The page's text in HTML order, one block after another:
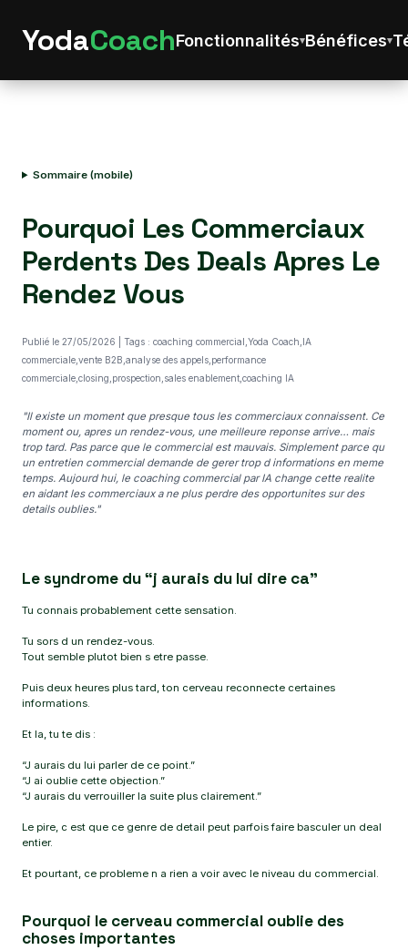
YodaCoachFonctionnalités Bénéfices
Sommaire (mobile)
Pourquoi Les Commerciaux
Perdents Des Deals Apres Le
Rendez Vous
Publié le 27/05/2026 | Tags : coaching commercial,Yoda Coach,IA
commerciale,vente B2B,analyse des appels,performance
commerciale,closing,prospection,sales enablement,coaching IA
"Il existe un moment que presque tous les commerciaux connaissent. Ce
moment ou, apres un rendez-vous, une meilleure reponse arrive… mais
trop tard. Pas parce que le commercial est mauvais. Simplement parce qu
un entretien commercial demande de gerer trop d informations en meme
temps. Aujourd hui, le coaching commercial par IA change cette realite
en aidant les commerciaux a ne plus perdre des opportunites sur des
details oublies."
Le syndrome du “j aurais du lui dire ca”
Tu connais probablement cette sensation.
Tu sors d un rendez-vous.
Tout semble plutot bien s etre passe.
Puis deux heures plus tard, ton cerveau reconnecte certaines
informations.
Et la, tu te dis :
“J aurais du lui parler de ce point.”
“J ai oublie cette objection.”
“J aurais du verrouiller la suite plus clairement.”
Le pire, c est que ce genre de detail peut parfois faire basculer un deal
entier.
Et pourtant, ce probleme n a rien a voir avec le niveau du commercial.
Pourquoi le cerveau commercial oublie des
choses importantes